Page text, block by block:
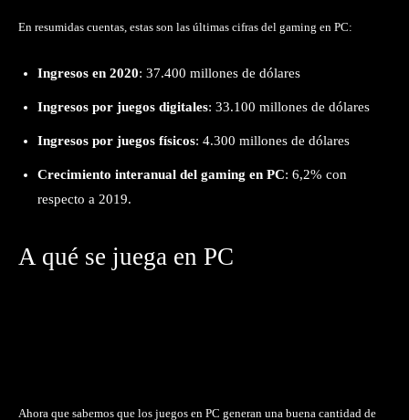
En resumidas cuentas, estas son las últimas cifras del gaming en PC:
Ingresos en 2020: 37.400 millones de dólares
Ingresos por juegos digitales: 33.100 millones de dólares
Ingresos por juegos físicos: 4.300 millones de dólares
Crecimiento interanual del gaming en PC: 6,2% con
respecto a 2019.
A qué se juega en PC
Ahora que sabemos que los juegos en PC generan una buena cantidad de